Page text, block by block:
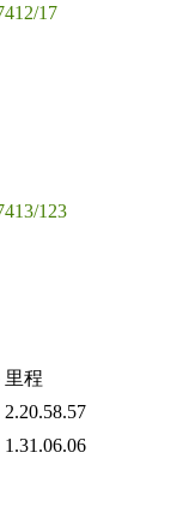
17
123
里程
2.20.58.57
1.31.06.06